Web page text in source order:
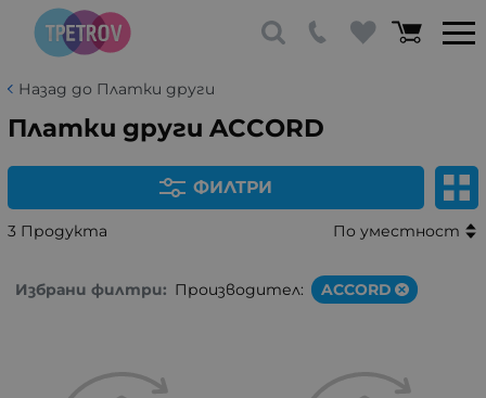
Назад до Платки други
Платки други ACCORD
ФИЛТРИ
3 Продукта По уместност
Избрани филтри: Производител: ACCORD